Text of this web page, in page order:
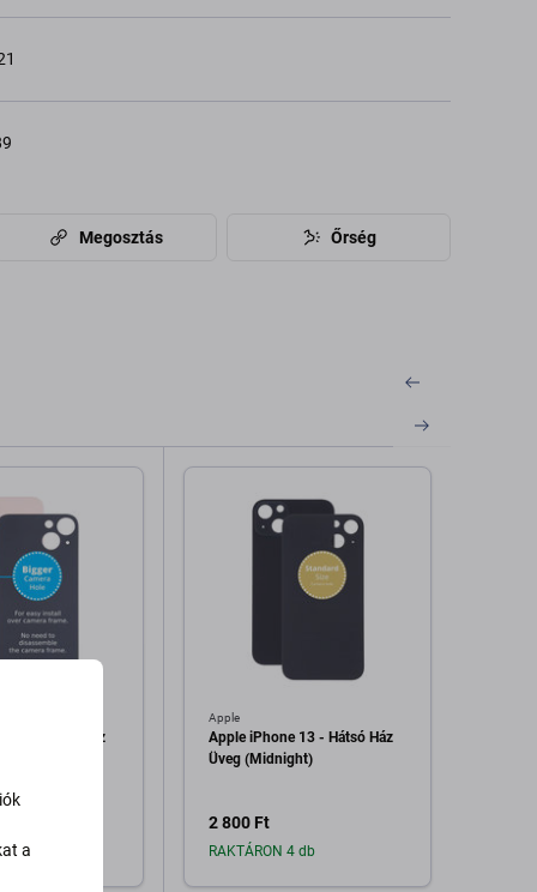
Megosztás Őrség
13 - Hátsó Ház
db
Apple
Apple iPhone 13 - Hátsó Ház
Üveg (Midnight)
2 800 Ft
RAKTÁRON 4 db
a